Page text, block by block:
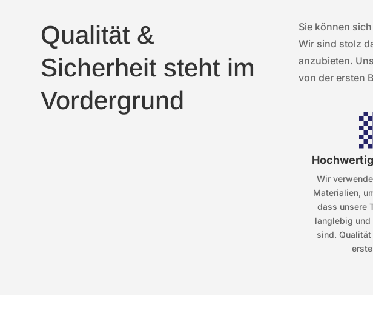
Qualität &
Sicherheit steht im
Vordergrund
Sie können
Wir sind stolz
anzubieten.
von der ersten
Wir
Materialien,
dass unsere
langlebig
sind.